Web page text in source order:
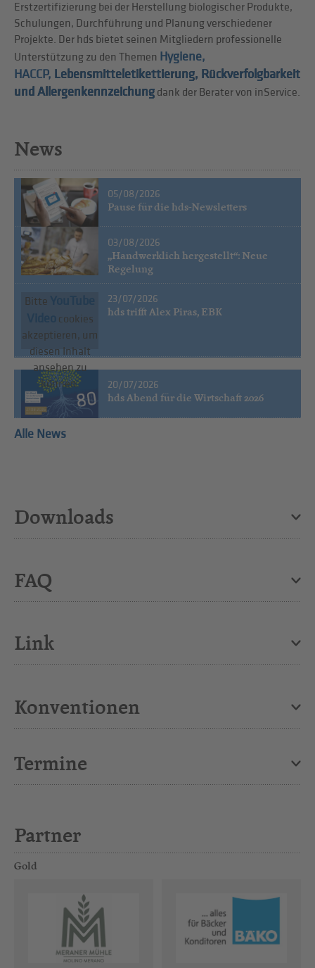
Erstzertifizierung bei der Herstellung biologischer Produkte,
Schulungen, Durchführung und Planung verschiedener
Projekte. Der hds bietet seinen Mitgliedern professionelle
Unterstützung zu den Themen Hygiene,
HACCP, Lebensmitteletikettierung, Rückverfolgbarkeit
und Allergenkennzeichung dank der Berater von inService.
News
05/08/2026
Pause für die hds-Newsletters
03/08/2026
„Handwerklich hergestellt“: Neue
Regelung
Bitte
cookies
akzeptieren, um
diesen Inhalt
ansehen zu
können.
23/07/2026
hds trifft Alex Piras, EBK
20/07/2026
hds Abend für die Wirtschaft 2026
Alle News
Downloads
FAQ
Link
Konventionen
Termine
Partner
Gold